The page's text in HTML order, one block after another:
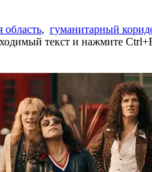
область, гуманитарный
текст и нажмите